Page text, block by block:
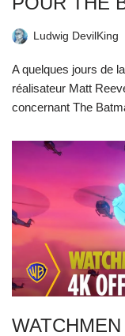
Ludwig DevilKing
A quelques jours de
réalisateur Matt
concernant The